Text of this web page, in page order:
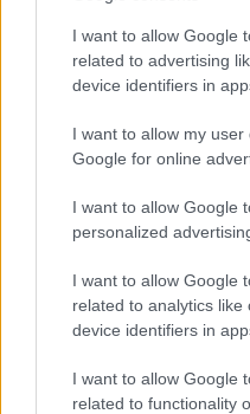
I want to allow Google
related to advertising
device identifiers in
I want to allow my
Google for online
I want to allow Google
personalized
I want to allow Google
related to analytics like
device identifiers in
I want to allow Google
related to functionality
Már magasabb szinten is
büntetőügyében,
ez csak az egyik botrány
Problémák egész Jász-
több otthoni kútból fogy ki a
Szolnokon egy
lezárnak a napokban, a
Elromlott a
alapos késések alakultak ki
Ön szerint hogy készül a